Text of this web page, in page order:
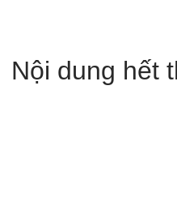
Nội dung hết